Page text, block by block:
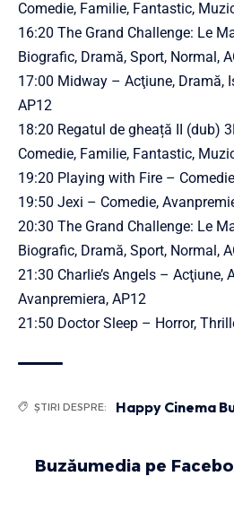
Comedie, Familie, Fantastic,
16:20 The Grand Challenge: Le
Biografic, Dramă, Sport, Normal,
17:00 Midway – Acţiune, Dramă,
AP12
18:20 Regatul de gheață II (dub)
Comedie, Familie, Fantastic,
19:20 Playing with Fire –
19:50 Jexi – Comedie,
20:30 The Grand Challenge: Le
Biografic, Dramă, Sport, Normal,
21:30 Charlie’s Angels – Acţiune,
Avanpremiera, AP12
21:50 Doctor Sleep – Horror,
ȘTIRI DESPRE: Happy Cinema
Buzăumedia pe